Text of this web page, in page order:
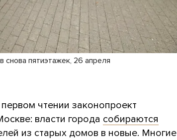
снова пятиэтажек, 26 апреля
чтении законопроект
власти города собираются
из старых домов в новые. Многие